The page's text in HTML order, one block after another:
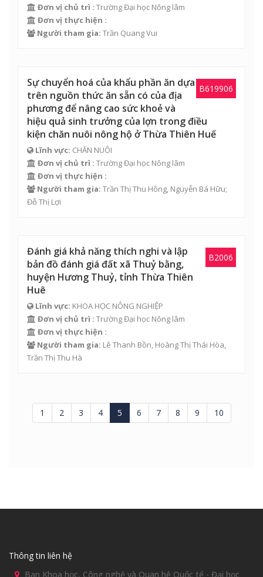
Đơn vị chủ trì : Trường Đại học Nông lâm
Đơn vị thực hiện :
Người tham gia: Trần Quang Vui
B619906
Sự chuyển hoá của khẩu phần ăn dựa
trên nguồn thức ăn sẵn có của địa
phương để nâng cao sức khoẻ và
hiệu quả sinh trưởng của lợn trong điều
kiện chăn nuôi nông hộ ở Thừa Thiên Huế
Lĩnh vực: CHĂN NUÔI
Đơn vị chủ trì : Trường Đại học Nông lâm
Đơn vị thực hiện :
Người tham gia: Trần Thị Thu Hồng, Nguyễn Bá Hữu;
Đỗ Thị Lợi
B2006
Đánh giá khả năng thích nghi và lập
bản đồ đánh giá đất xã Thuỷ bằng,
huyện Hương Thuỷ, tỉnh Thừa Thiên
Huê
Lĩnh vực: KHOA HỌC NÔNG NGHIỆP
Đơn vị chủ trì : Trường Đại học Nông lâm
Đơn vị thực hiện :
Người tham gia: Lê Thanh Bồn, Hoàng Thị Thái Hòa,
Trần Thị Thu Hà
1 2 3 4 5 6 7 8 9 10
Thông tin liên hệ
Ban Khoa học, Công nghệ và Quan hệ Quốc tế - Đại học